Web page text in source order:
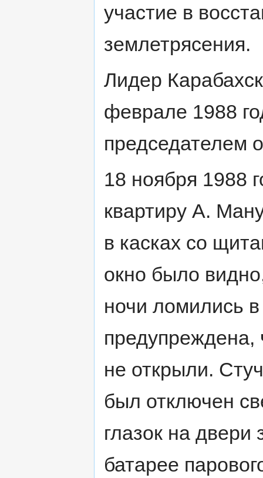
участие в
землетрясения.
Лидер
феврале 1988
председателем
18 ноября 1988
квартиру А.
в касках со
окно было
ночи ломились
предупреждена,
не открыли.
был отключен
глазок на
батарее